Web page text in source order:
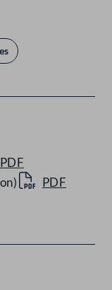
PDF
PDF